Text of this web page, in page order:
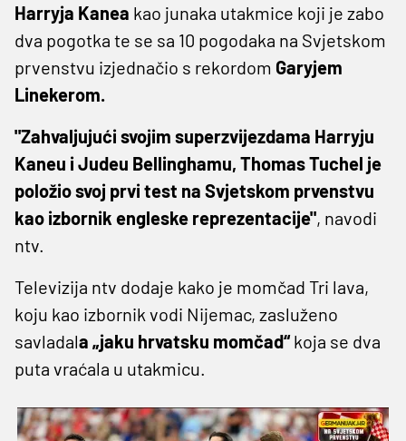
Harryja Kanea kao junaka utakmice koji je zabo
dva pogotka te se sa 10 pogodaka na Svjetskom
prvenstvu izjednačio s rekordom Garyjem
Linekerom.
"Zahvaljujući svojim superzvijezdama Harryju
Kaneu i Judeu Bellinghamu, Thomas Tuchel je
položio svoj prvi test na Svjetskom prvenstvu
kao izbornik engleske reprezentacije", navodi
ntv.
Televizija ntv dodaje kako je momčad Tri lava,
koju kao izbornik vodi Nijemac, zasluženo
savladala „jaku hrvatsku momčad“koja se dva
puta vraćala u utakmicu.